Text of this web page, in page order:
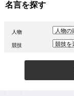
名言を探す
人物
競技